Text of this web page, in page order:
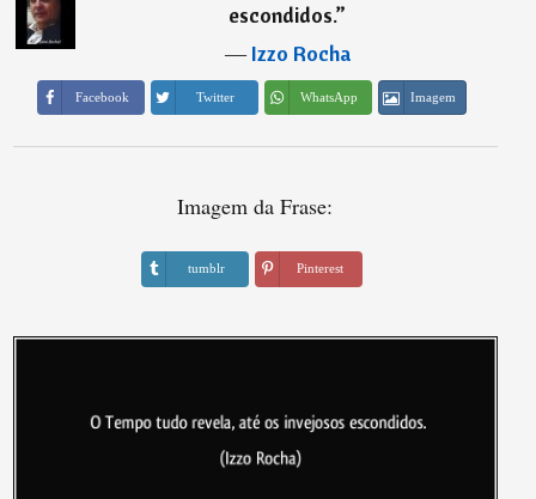
escondidos.”
―Izzo Rocha
Facebook Twitter WhatsApp Imagem
Imagem da Frase:
tumblr Pinterest